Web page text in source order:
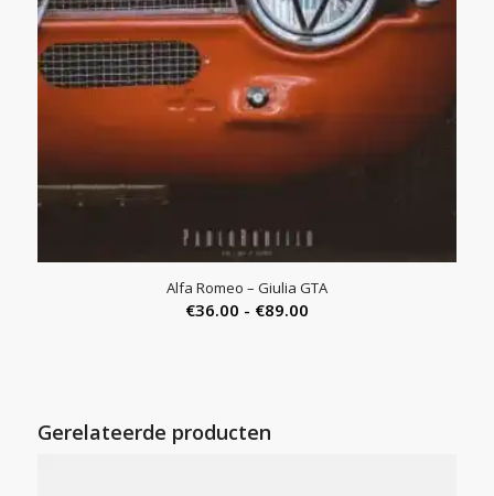
Alfa Romeo – Giulia GTA
€36.00 - €89.00Prijsklasse:
Gerelateerde producten